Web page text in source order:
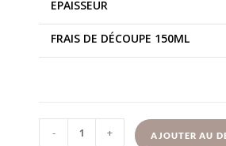
EPAISSEUR
FRAIS DE DÉCOUPE 150ML
- + AJOUTER AU